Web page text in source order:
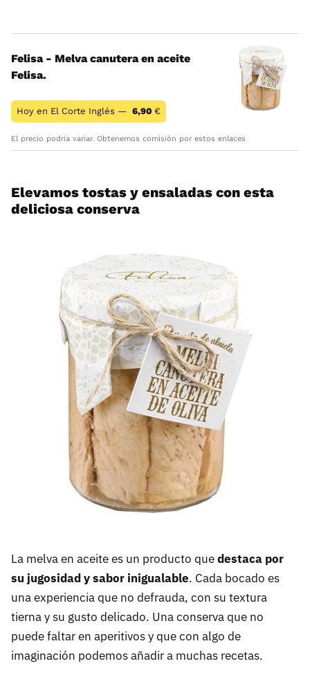
Felisa - Melva canutera en aceite
Felisa.
Hoy en El Corte Inglés — 6,90 €
El precio podría variar. Obtenemos comisión por estos enlaces
Elevamos tostas y ensaladas con esta
deliciosa conserva
La melva en aceite es un producto quedestaca por
su jugosidad y sabor inigualable. Cada bocado es
una experiencia que no defrauda, con su textura
tierna y su gusto delicado. Una conserva que no
puede faltar en aperitivos y que con algo de
imaginación podemos añadir a muchas recetas.